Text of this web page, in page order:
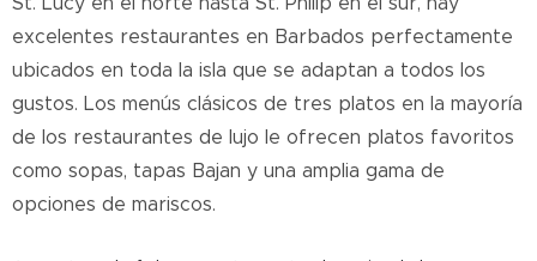
excelentes restaurantes en Barbados perfectamente
ubicados en toda la isla que se adaptan a todos los
gustos. Los menús clásicos de tres platos en la mayoría
de los restaurantes de lujo le ofrecen platos favoritos
como sopas, tapas Bajan y una amplia gama de
opciones de mariscos.